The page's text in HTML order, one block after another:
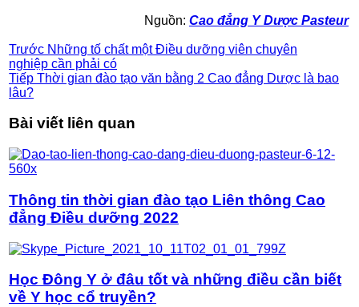
Nguồn: Cao đẳng Y Dược Pasteur
Trước Những tố chất một Điều dưỡng viên chuyên
nghiệp cần phải có
Tiếp Thời gian đào tạo văn bằng 2 Cao đẳng Dược là bao
lâu?
Bài viết liên quan
Thông tin thời gian đào tạo Liên thông Cao
đẳng Điều dưỡng 2022
Học Đông Y ở đâu tốt và những điều cần biết
về Y học cổ truyền?